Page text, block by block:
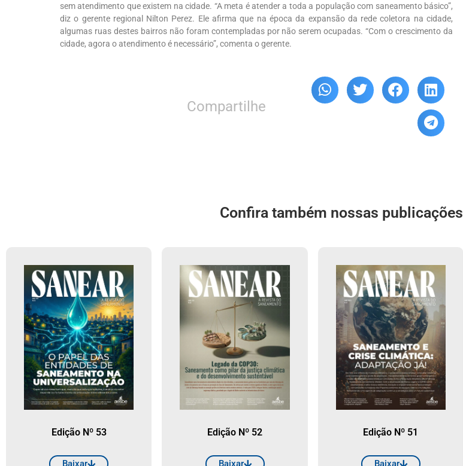
sem atendimento que existem na cidade. “A meta é atender a toda a população com saneamento básico”,
diz o gerente regional Nilton Perez. Ele afirma que na época da expansão da rede coletora na cidade,
algumas ruas destes bairros não foram contempladas por não serem ocupadas. “Com o crescimento da
cidade, agora o atendimento é necessário”, comenta o gerente.
Compartilhe
Confira também nossas publicações
Edição Nº 53
Baixar
Edição Nº 52
Baixar
Edição Nº 51
Baixar